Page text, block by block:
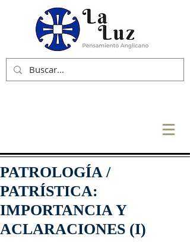
PATROLOGÍA /
PATRÍSTICA:
IMPORTANCIA Y
ACLARACIONES (I)